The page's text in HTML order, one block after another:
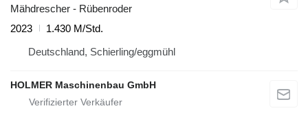
Mähdrescher - Rübenroder
2023
1.430 M/Std.
Deutschland, Schierling/eggmühl
HOLMER Maschinenbau GmbH